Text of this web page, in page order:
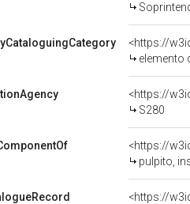
<https://
elemento
<https://
S280
<https://
pulpito,
<https://